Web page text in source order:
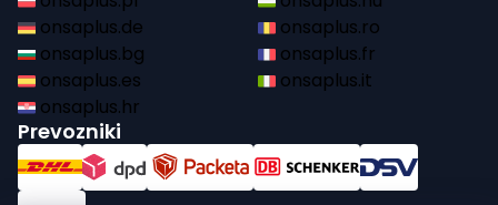
onsaplus.de
onsaplus.ro
onsaplus.bg
onsaplus.fr
onsaplus.es
onsaplus.it
onsaplus.hr
Prevozniki